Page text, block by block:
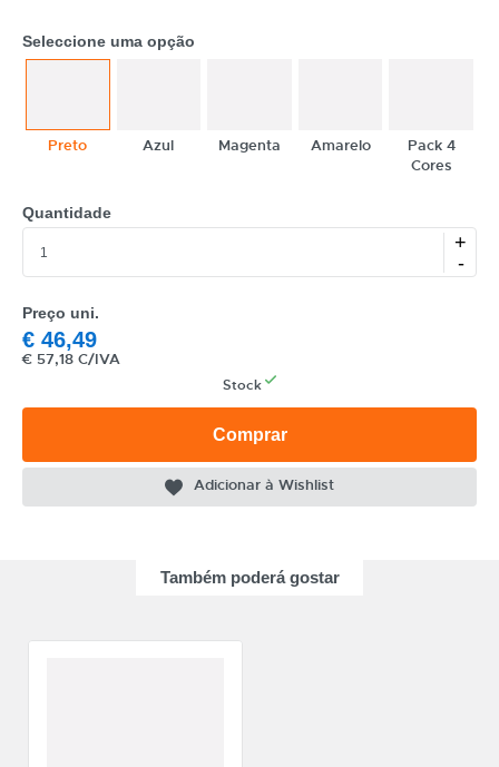
Seleccione uma opção
Preto Azul Magenta Amarelo
Pack 4
Cores
Quantidade
+
-
Preço uni.
€ 46,49
€ 57,18 C/IVA
Stock
Comprar
Adicionar à Wishlist
Também poderá gostar